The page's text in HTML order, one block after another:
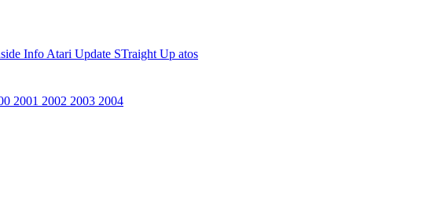
Info Atari Update STraight Up atos
2001 2002 2003 2004